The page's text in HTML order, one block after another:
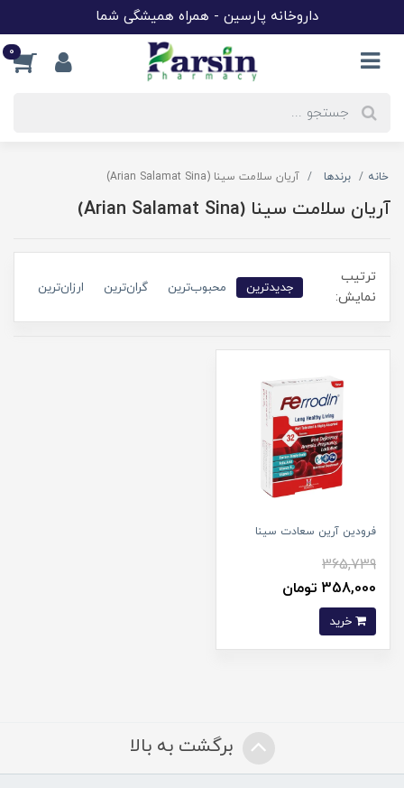
داروخانه پارسین - همراه همیشگی شما
0
خانه برندها آریان سلامت سینا (Arian Salamat Sina)
آریان سلامت سینا (Arian Salamat Sina)
ترتیب
نمایش:
جدیدترین محبوب‌ترین گران‌ترین ارزان‌ترین
فرودین آرین سعادت سینا
365,739
358,000 تومان
برگشت به بالا